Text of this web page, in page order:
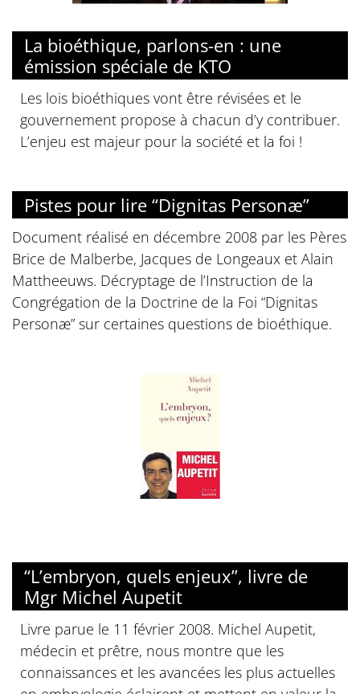
La bioéthique, parlons-en : une
émission spéciale de KTO
Les lois bioéthiques vont être révisées et le
gouvernement propose à chacun d’y contribuer.
L’enjeu est majeur pour la société et la foi !
Pistes pour lire “Dignitas Personæ”
Document réalisé en décembre 2008 par les Pères
Brice de Malberbe, Jacques de Longeaux et Alain
Mattheeuws. Décryptage de l’Instruction de la
Congrégation de la Doctrine de la Foi “Dignitas
Personæ” sur certaines questions de bioéthique.
“L’embryon, quels enjeux”, livre de
Mgr Michel Aupetit
Livre parue le 11 février 2008. Michel Aupetit,
médecin et prêtre, nous montre que les
connaissances et les avancées les plus actuelles